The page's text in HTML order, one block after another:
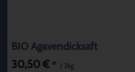
BIO Agavendicksaft
30,50 € * / 2kg